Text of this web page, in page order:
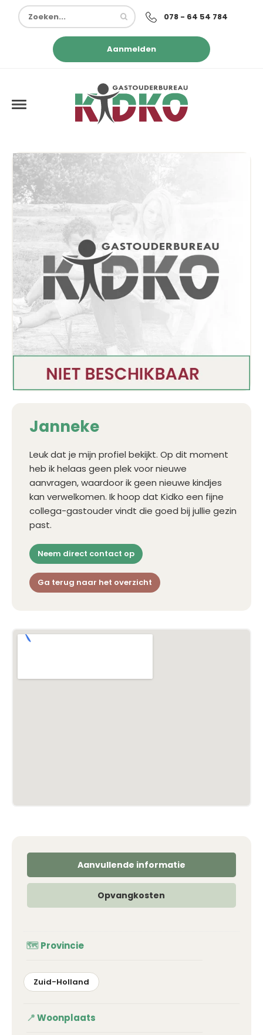
078 - 64 54 784
Aanmelden
Janneke
Leuk dat je mijn profiel bekijkt. Op dit moment
heb ik helaas geen plek voor nieuwe
aanvragen, waardoor ik geen nieuwe kindjes
kan verwelkomen. Ik hoop dat Kidko een fijne
collega-gastouder vindt die goed bij jullie gezin
past.
Neem direct contact op
Ga terug naar het overzicht
Aanvullende informatie
Opvangkosten
Provincie
Zuid-Holland
Woonplaats